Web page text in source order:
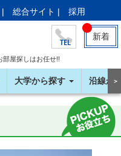
| 総合サイト | 採用
新着
部屋探しはお任せ!!
大学から探す 沿線か＞